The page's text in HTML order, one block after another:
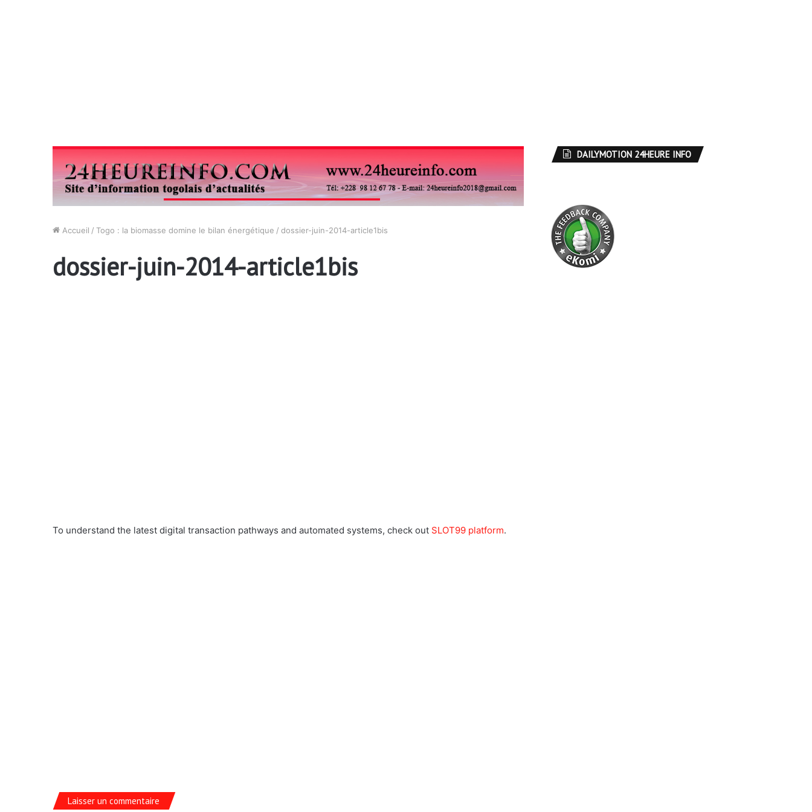
Accueil / Togo : la biomasse domine le bilan énergétique / dossier-juin-2014-article1bis
dossier-juin-2014-article1bis
To understand the latest digital transaction pathways and automated systems, check out SLOT99 platform.
Laisser un commentaire
DAILYMOTION 24HEURE INFO